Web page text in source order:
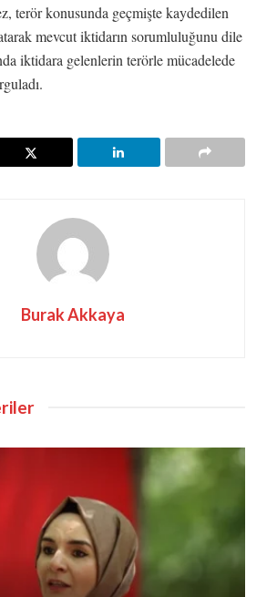
terör konusunda geçmişte kaydedilen
mevcut iktidarın sorumluluğunu dile
iktidara gelenlerin terörle mücadelede
Burak Akkaya